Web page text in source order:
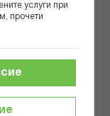
услуги при
прочети